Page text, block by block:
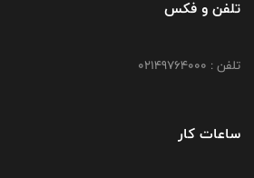
تلفن و فکس
تلفن : 02149764000
ساعات کار